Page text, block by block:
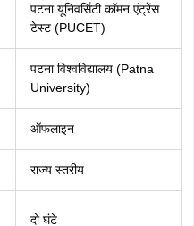
पटना यूनिवर्सिटी कॉमन एंट्रेंस
टेस्ट (PUCET)
पटना विश्वविद्यालय (Patna
University)
ऑफलाइन
राज्य स्तरीय
दो घंटे